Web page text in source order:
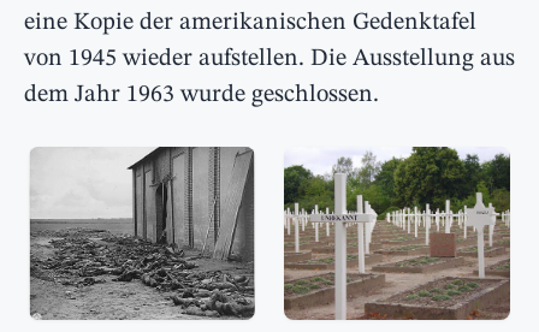
eine Kopie der amerikanischen Gedenktafel
von 1945 wieder aufstellen. Die Ausstellung aus
dem Jahr 1963 wurde geschlossen.